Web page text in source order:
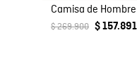
$ 269.900 $